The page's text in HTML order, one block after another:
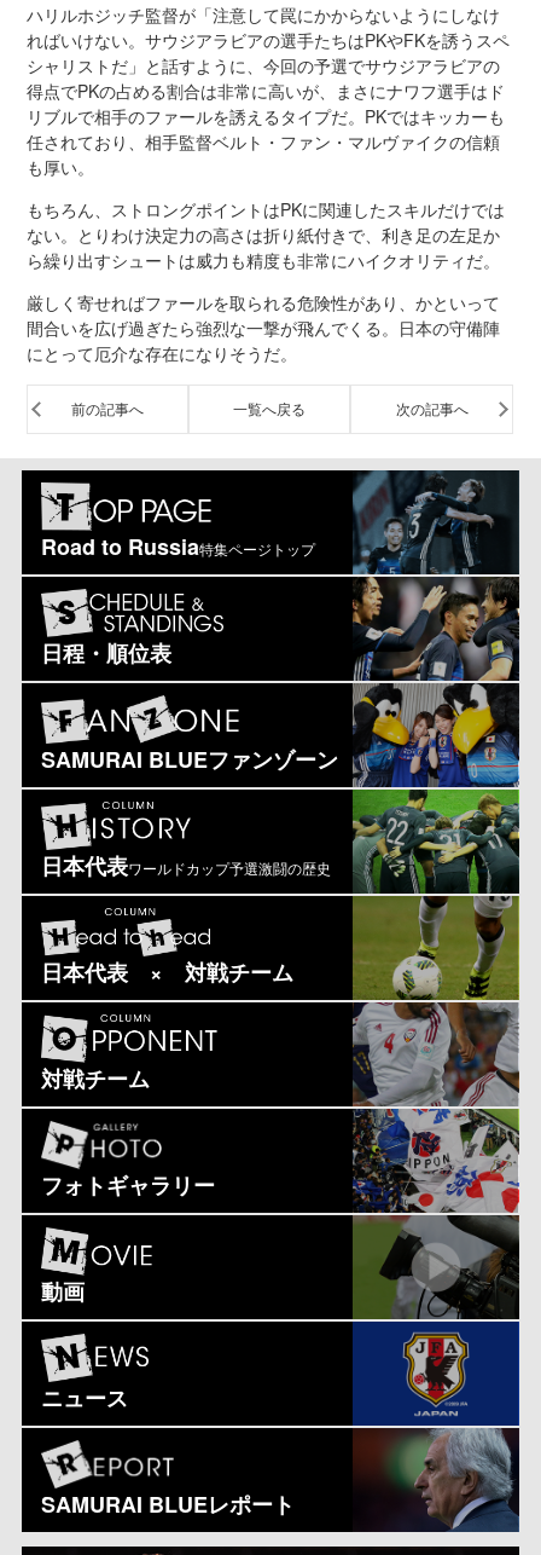
ハリルホジッチ監督が「注意して罠にかからないようにしなけ
ればいけない。サウジアラビアの選手たちはPKやFKを誘うスペ
シャリストだ」と話すように、今回の予選でサウジアラビアの
得点でPKの占める割合は非常に高いが、まさにナワフ選手はド
リブルで相手のファールを誘えるタイプだ。PKではキッカーも
任されており、相手監督ベルト・ファン・マルヴァイクの信頼
も厚い。
もちろん、ストロングポイントはPKに関連したスキルだけでは
ない。とりわけ決定力の高さは折り紙付きで、利き足の左足か
ら繰り出すシュートは威力も精度も非常にハイクオリティだ。
厳しく寄せればファールを取られる危険性があり、かといって
間合いを広げ過ぎたら強烈な一撃が飛んでくる。日本の守備陣
にとって厄介な存在になりそうだ。
前の記事へ 一覧へ戻る 次の記事へ
Road to Russia特集ページトップ
日程・順位表
SAMURAI BLUEファンゾーン
日本代表ワールドカップ予選激闘の歴史
日本代表 × 対戦チーム
対戦チーム
フォトギャラリー
動画
ニュース
SAMURAI BLUEレポート